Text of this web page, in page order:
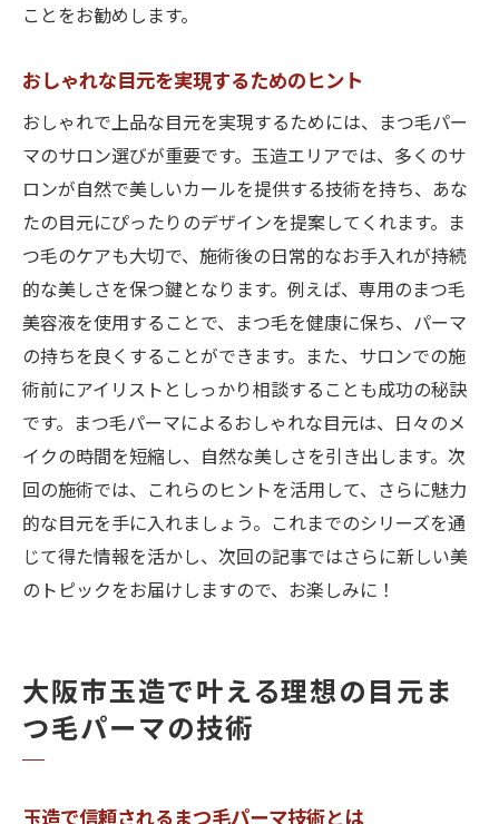
仕上がりを長持ちさせる方法
ことをお勧めします。
おしゃれな目元を実現するためのヒント
おしゃれで上品な目元を実現するためには、まつ毛パー
マのサロン選びが重要です。玉造エリアでは、多くのサ
ロンが自然で美しいカールを提供する技術を持ち、あな
たの目元にぴったりのデザインを提案してくれます。ま
つ毛のケアも大切で、施術後の日常的なお手入れが持続
的な美しさを保つ鍵となります。例えば、専用のまつ毛
美容液を使用することで、まつ毛を健康に保ち、パーマ
の持ちを良くすることができます。また、サロンでの施
術前にアイリストとしっかり相談することも成功の秘訣
です。まつ毛パーマによるおしゃれな目元は、日々のメ
イクの時間を短縮し、自然な美しさを引き出します。次
回の施術では、これらのヒントを活用して、さらに魅力
的な目元を手に入れましょう。これまでのシリーズを通
じて得た情報を活かし、次回の記事ではさらに新しい美
のトピックをお届けしますので、お楽しみに！
大阪市玉造で叶える理想の目元ま
つ毛パーマの技術